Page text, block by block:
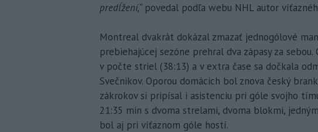
predĺžení,“ povedal podľa webu NHL autor
Montreal dvakrát dokázal zmazať jednogólové
prebiehajúcej sezóne prehral dva zápasy za
v počte striel (38:13) a v extra čase sa dočkala
Svečnikov. Oporou domácich bol znova český
zákrokov si pripísal i asistenciu pri góle svojho
21:35 min s dvoma strelami, dvoma blokmi,
bol aj pri víťaznom góle hostí.